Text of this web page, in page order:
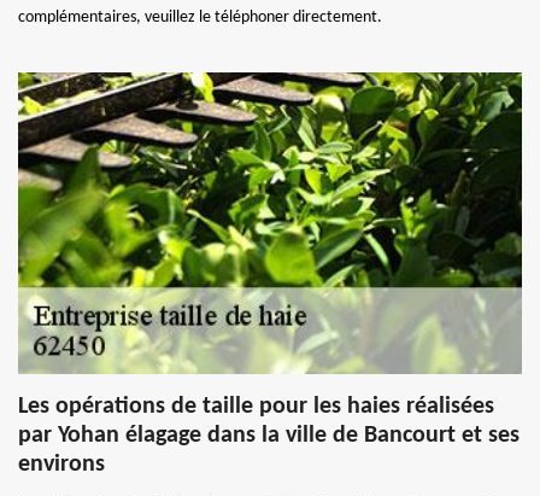
complémentaires, veuillez le téléphoner directement.
Les opérations de taille pour les haies réalisées
par Yohan élagage dans la ville de Bancourt et ses
environs